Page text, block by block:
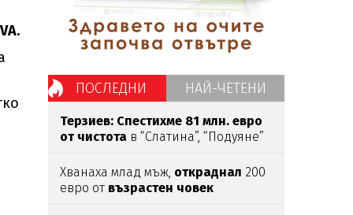
ПОСЛЕДНИ НАЙ-ЧЕТЕНИ
Терзиев: Спестихме 81 млн. евро
от чистота в “Слатина”, “Подуяне”
Хванаха млад мъж, откраднал 200
евро от възрастен човек